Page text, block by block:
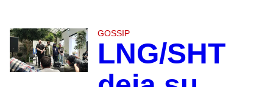
GOSSIP
LNG/SHT